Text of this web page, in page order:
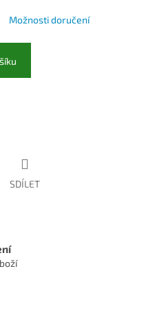
Možnosti doručení
SDÍLET